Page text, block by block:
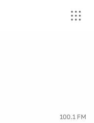
100.1 FM